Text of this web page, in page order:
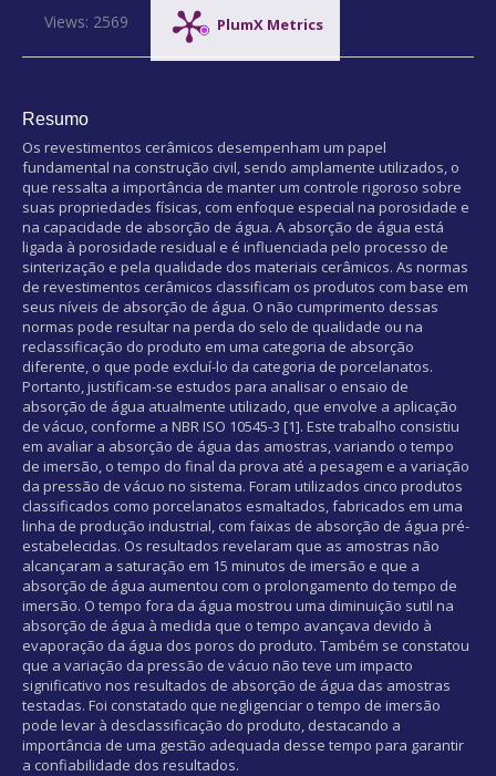
PlumX Metrics
Views: 2569
Resumo
Os revestimentos cerâmicos desempenham um papel
fundamental na construção civil, sendo amplamente utilizados, o
que ressalta a importância de manter um controle rigoroso sobre
suas propriedades físicas, com enfoque especial na porosidade e
na capacidade de absorção de água. A absorção de água está
ligada à porosidade residual e é influenciada pelo processo de
sinterização e pela qualidade dos materiais cerâmicos. As normas
de revestimentos cerâmicos classificam os produtos com base em
seus níveis de absorção de água. O não cumprimento dessas
normas pode resultar na perda do selo de qualidade ou na
reclassificação do produto em uma categoria de absorção
diferente, o que pode excluí-lo da categoria de porcelanatos.
Portanto, justificam-se estudos para analisar o ensaio de
absorção de água atualmente utilizado, que envolve a aplicação
de vácuo, conforme a NBR ISO 10545-3 [1]. Este trabalho consistiu
em avaliar a absorção de água das amostras, variando o tempo
de imersão, o tempo do final da prova até a pesagem e a variação
da pressão de vácuo no sistema. Foram utilizados cinco produtos
classificados como porcelanatos esmaltados, fabricados em uma
linha de produção industrial, com faixas de absorção de água pré-
estabelecidas. Os resultados revelaram que as amostras não
alcançaram a saturação em 15 minutos de imersão e que a
absorção de água aumentou com o prolongamento do tempo de
imersão. O tempo fora da água mostrou uma diminuição sutil na
absorção de água à medida que o tempo avançava devido à
evaporação da água dos poros do produto. Também se constatou
que a variação da pressão de vácuo não teve um impacto
significativo nos resultados de absorção de água das amostras
testadas. Foi constatado que negligenciar o tempo de imersão
pode levar à desclassificação do produto, destacando a
importância de uma gestão adequada desse tempo para garantir
a confiabilidade dos resultados.